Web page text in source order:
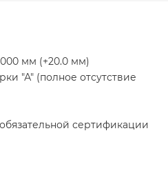
мм (+20.0 мм)
"А" (полное отсутствие
сертификации